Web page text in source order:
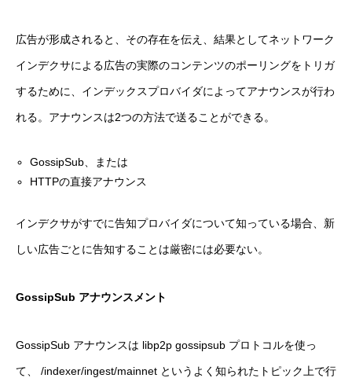
広告が形成されると、その存在を伝え、結果としてネットワーク
インデクサによる広告の実際のコンテンツのポーリングをトリガ
するために、インデックスプロバイダによってアナウンスが行わ
れる。アナウンスは2つの方法で送ることができる。
GossipSub、または
HTTPの直接アナウンス
インデクサがすでに告知プロバイダについて知っている場合、新
しい広告ごとに告知することは厳密には必要ない。
GossipSub アナウンスメント
GossipSub アナウンスは libp2p gossipsub プロトコルを使っ
て、 /indexer/ingest/mainnet というよく知られたトピック上で行